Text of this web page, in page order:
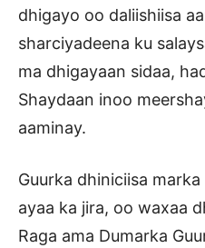
dhigayo oo daliishiisa
sharciyadeena ku
ma dhigayaan sidaa,
Shaydaan inoo
aaminay.
Guurka dhiniciisa
ayaa ka jira, oo waxaa
Raga ama Dumarka